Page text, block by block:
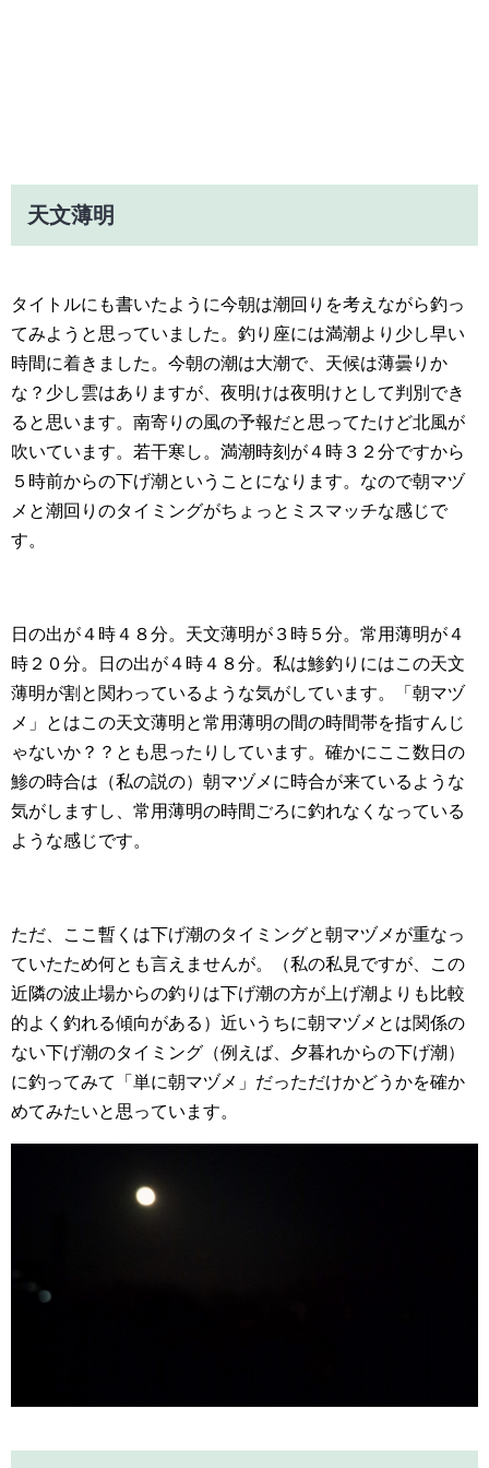
天文薄明
タイトルにも書いたように今朝は潮回りを考えながら釣っ
てみようと思っていました。釣り座には満潮より少し早い
時間に着きました。今朝の潮は大潮で、天候は薄曇りか
な？少し雲はありますが、夜明けは夜明けとして判別でき
ると思います。南寄りの風の予報だと思ってたけど北風が
吹いています。若干寒し。満潮時刻が４時３２分ですから
５時前からの下げ潮ということになります。なので朝マヅ
メと潮回りのタイミングがちょっとミスマッチな感じで
す。
日の出が４時４８分。天文薄明が３時５分。常用薄明が４
時２０分。日の出が４時４８分。私は鯵釣りにはこの天文
薄明が割と関わっているような気がしています。「朝マヅ
メ」とはこの天文薄明と常用薄明の間の時間帯を指すんじ
ゃないか？？とも思ったりしています。確かにここ数日の
鯵の時合は（私の説の）朝マヅメに時合が来ているような
気がしますし、常用薄明の時間ごろに釣れなくなっている
ような感じです。
ただ、ここ暫くは下げ潮のタイミングと朝マヅメが重なっ
ていたため何とも言えませんが。（私の私見ですが、この
近隣の波止場からの釣りは下げ潮の方が上げ潮よりも比較
的よく釣れる傾向がある）近いうちに朝マヅメとは関係の
ない下げ潮のタイミング（例えば、夕暮れからの下げ潮）
に釣ってみて「単に朝マヅメ」だっただけかどうかを確か
めてみたいと思っています。